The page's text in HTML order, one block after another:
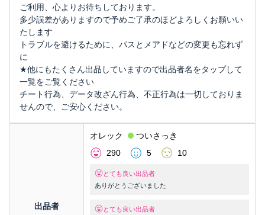
ご利用、心よりお待ちしております。
多少誤差がありますので予めご了承のほどよろしくお願いい
たします
トラブルを避けるために、パスとメアドなどの変更も忘れず
に
★他にもたくさん出品していますので出品者名をタップして
一覧をご覧ください
チート行為、データ改ざん行為、不正行為は一切しておりま
せんので、ご安心ください。
出品者
オレック
ついさっき
290
5 10
とても良い出品者
ありがとうございました
とても良い出品者